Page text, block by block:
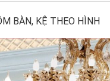
BÀN, KỆ THEO HÌNH